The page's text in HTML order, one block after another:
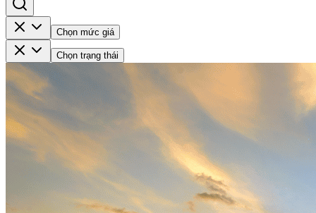
Chọn mức giá
Chọn trạng thái